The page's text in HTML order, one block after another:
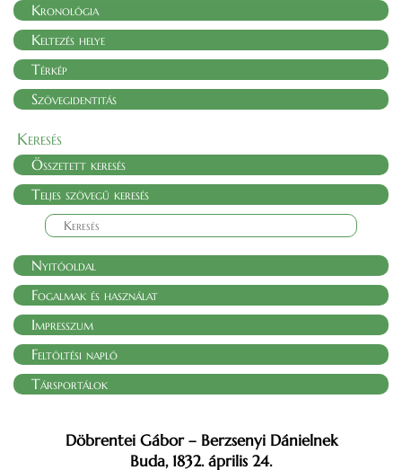
Kronológia
Keltezés helye
Térkép
Szövegidentitás
Keresés
Összetett keresés
Teljes szövegű keresés
Nyitóoldal
Fogalmak és használat
Impresszum
Feltöltési napló
Társportálok
Döbrentei Gábor – Berzsenyi Dánielnek
Buda, 1832. április 24.